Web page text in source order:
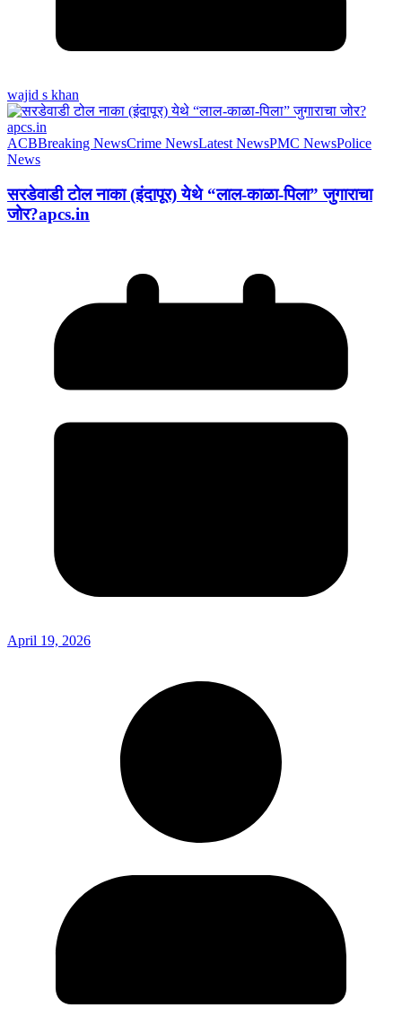
wajid s khan
ACBBreaking NewsCrime NewsLatest NewsPMC NewsPolice
News
सरडेवाडी टोल नाका (इंदापूर) येथे “लाल-काळा-पिला” जुगाराचा
जोर?apcs.in
April 19, 2026